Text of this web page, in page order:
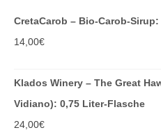
CretaCarob – Bio-Carob-
14,00€
Klados Winery – The Great
Vidiano): 0,75 Liter-Flasche
24,00€